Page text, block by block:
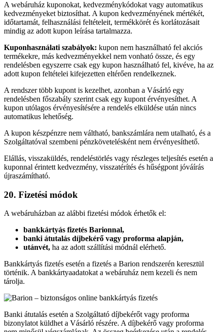
A webáruház kuponokat, kedvezménykódokat vagy automatikus
kedvezményeket biztosíthat. A kupon kedvezményének mértékét,
időtartamát, felhasználási feltételeit, termékkörét és korlátozásait
mindig az adott kupon leírása tartalmazza.
Kuponhasználati szabályok: kupon nem használható fel akciós
termékekre, más kedvezményekkel nem vonható össze, és egy
rendelésben egyszerre csak egy kupon használható fel, kivéve, ha az
adott kupon feltételei kifejezetten eltérően rendelkeznek.
A rendszer több kupont is kezelhet, azonban a Vásárló egy
rendelésben főszabály szerint csak egy kupont érvényesíthet. A
kupon utólagos érvényesítésére a rendelés elküldése után nincs
automatikus lehetőség.
A kupon készpénzre nem váltható, bankszámlára nem utalható, és a
Szolgáltatóval szembeni pénzkövetelésként nem érvényesíthető.
Elállás, visszaküldés, rendeléstörlés vagy részleges teljesítés esetén a
kuponnal érintett kedvezmény, visszatérítés és hűségpont jóváírás
újraszámítható.
20. Fizetési módok
A webáruházban az alábbi fizetési módok érhetők el:
bankkártyás fizetés Barionnal,
banki átutalás díjbekérő vagy proforma alapján,
utánvét, ha az adott szállítási módnál elérhető.
Bankkártyás fizetés esetén a fizetés a Barion rendszerén keresztül
történik. A bankkártyaadatokat a webáruház nem kezeli és nem
tárolja.
Banki átutalás esetén a Szolgáltató díjbekérőt vagy proforma
bizonylatot küldhet a Vásárló részére. A díjbekérő vagy proforma